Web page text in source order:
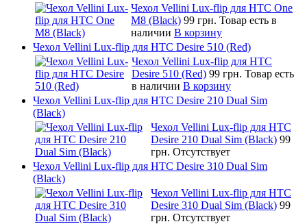
Чехол Vellini Lux-flip для HTC One
M8 (Black) 99 грн. Товар есть в
наличии В корзину
Чехол Vellini Lux-flip для HTC Desire 510 (Red)
Чехол Vellini Lux-flip для HTC
Desire 510 (Red) 99 грн. Товар есть
в наличии В корзину
Чехол Vellini Lux-flip для HTC Desire 210 Dual Sim
(Black)
Чехол Vellini Lux-flip для HTC
Desire 210 Dual Sim (Black) 99
грн. Отсутствует
Чехол Vellini Lux-flip для HTC Desire 310 Dual Sim
(Black)
Чехол Vellini Lux-flip для HTC
Desire 310 Dual Sim (Black) 99
грн. Отсутствует